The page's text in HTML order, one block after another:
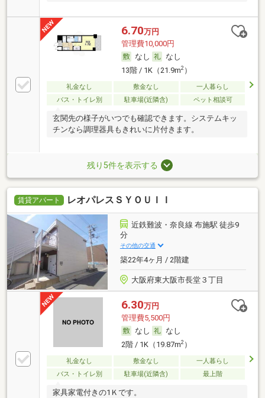
6.70万円
管理費10,000円
なし
なし
13階 / 1K（21.9m2）
礼金なし 敷金なし
一人暮らし
バス・トイレ別
駐車場(近隣含) ペット相談可
玄関先の様子がいつでも確認できます。システムキッ
チンなら調理器具もきれいに片付きます。
残り5件を表示する
賃貸アパート レオパレスＳＹＯＵＩＩ
近鉄難波・奈良線 布施駅 徒歩9
分
その他の交通
築22年4ヶ月 / 2階建
大阪府東大阪市長堂３丁目
6.30万円
管理費5,500円
なし
なし
2階 / 1K（19.87m2）
礼金なし 敷金なし
一人暮らし
バス・トイレ別
駐車場(近隣含) 最上階
家具家電付きの1Ｋです。